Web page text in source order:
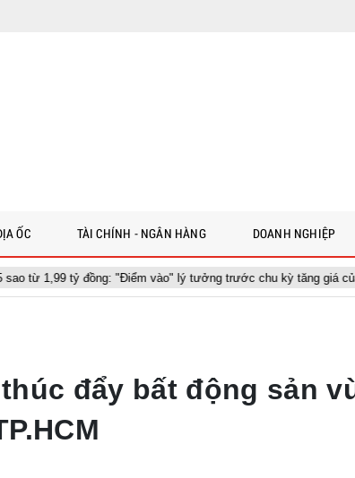
đồng: "Điểm vào" lý tưởng trước chu kỳ tăng giá của BĐS Vũng
ỐC TÀI CHÍNH - NGÂN HÀNG DOANH NGHIỆP
đẩy bất động sản